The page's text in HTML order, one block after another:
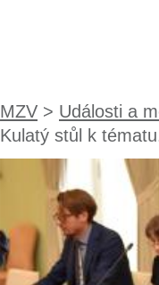
MZV > Události a
Kulatý stůl k